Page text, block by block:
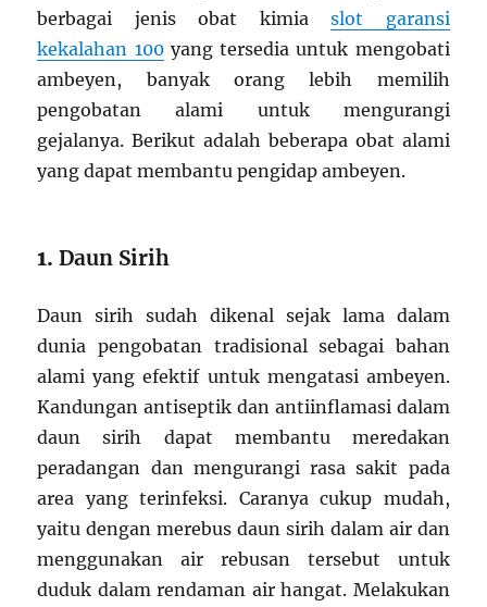
berbagai jenis obat kimiaslot garansi
kekalahan 100yang tersedia untuk mengobati
ambeyen, banyak orang lebih memilih
pengobatan alami untuk mengurangi
gejalanya. Berikut adalah beberapa obat alami
yang dapat membantu pengidap ambeyen.
1.Daun Sirih
Daun sirih sudah dikenal sejak lama dalam
dunia pengobatan tradisional sebagai bahan
alami yang efektif untuk mengatasi ambeyen.
Kandungan antiseptik dan antiinflamasi dalam
daun sirih dapat membantu meredakan
peradangan dan mengurangi rasa sakit pada
area yang terinfeksi. Caranya cukup mudah,
yaitu dengan merebus daun sirih dalam air dan
menggunakan air rebusan tersebut untuk
duduk dalam rendaman air hangat. Melakukan